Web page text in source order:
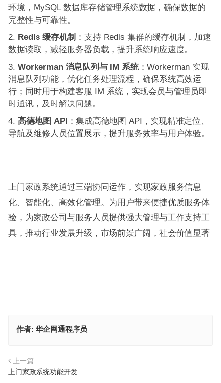
环境，MySQL 数据库存储管理系统数据，确保数据的
完整性与可靠性。
Redis 缓存机制
：支持 Redis 集群的缓存机制，加速
数据读取，减轻服务器负载，提升系统响应速度。
Workerman 消息队列与 IM 系统：Workerman 实现
消息队列功能，优化任务处理流程，确保系统高效运
行；同时用于构建客服 IM 系统，实现会员与管理员即
时通讯，及时解决问题。
高德地图 API ：集成高德地图 API，实现精准定位、
导航及维修人员位置展示，提升服务效率与用户体验。
上门家政系统通过三端协同运作，实现家政服务信息
化、智能化、高效化管理。为用户带来便捷优质服务体
验，为家政公司与服务人员提供强大管理与工作支持工
具，推动行业发展升级，市场前景广阔，社会价值显著
作者: 华企网通程序员
上一篇
上门家政系统功能开发